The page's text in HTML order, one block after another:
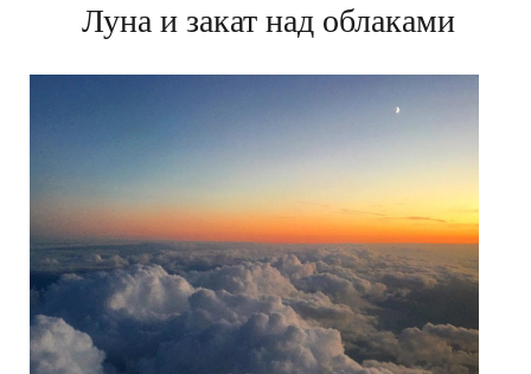
Луна и закат над облаками